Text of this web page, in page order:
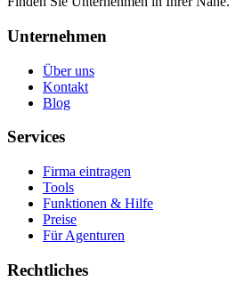
Unternehmen
Über uns
Kontakt
Blog
Services
Firma eintragen
Tools
Funktionen & Hilfe
Preise
Für Agenturen
Rechtliches